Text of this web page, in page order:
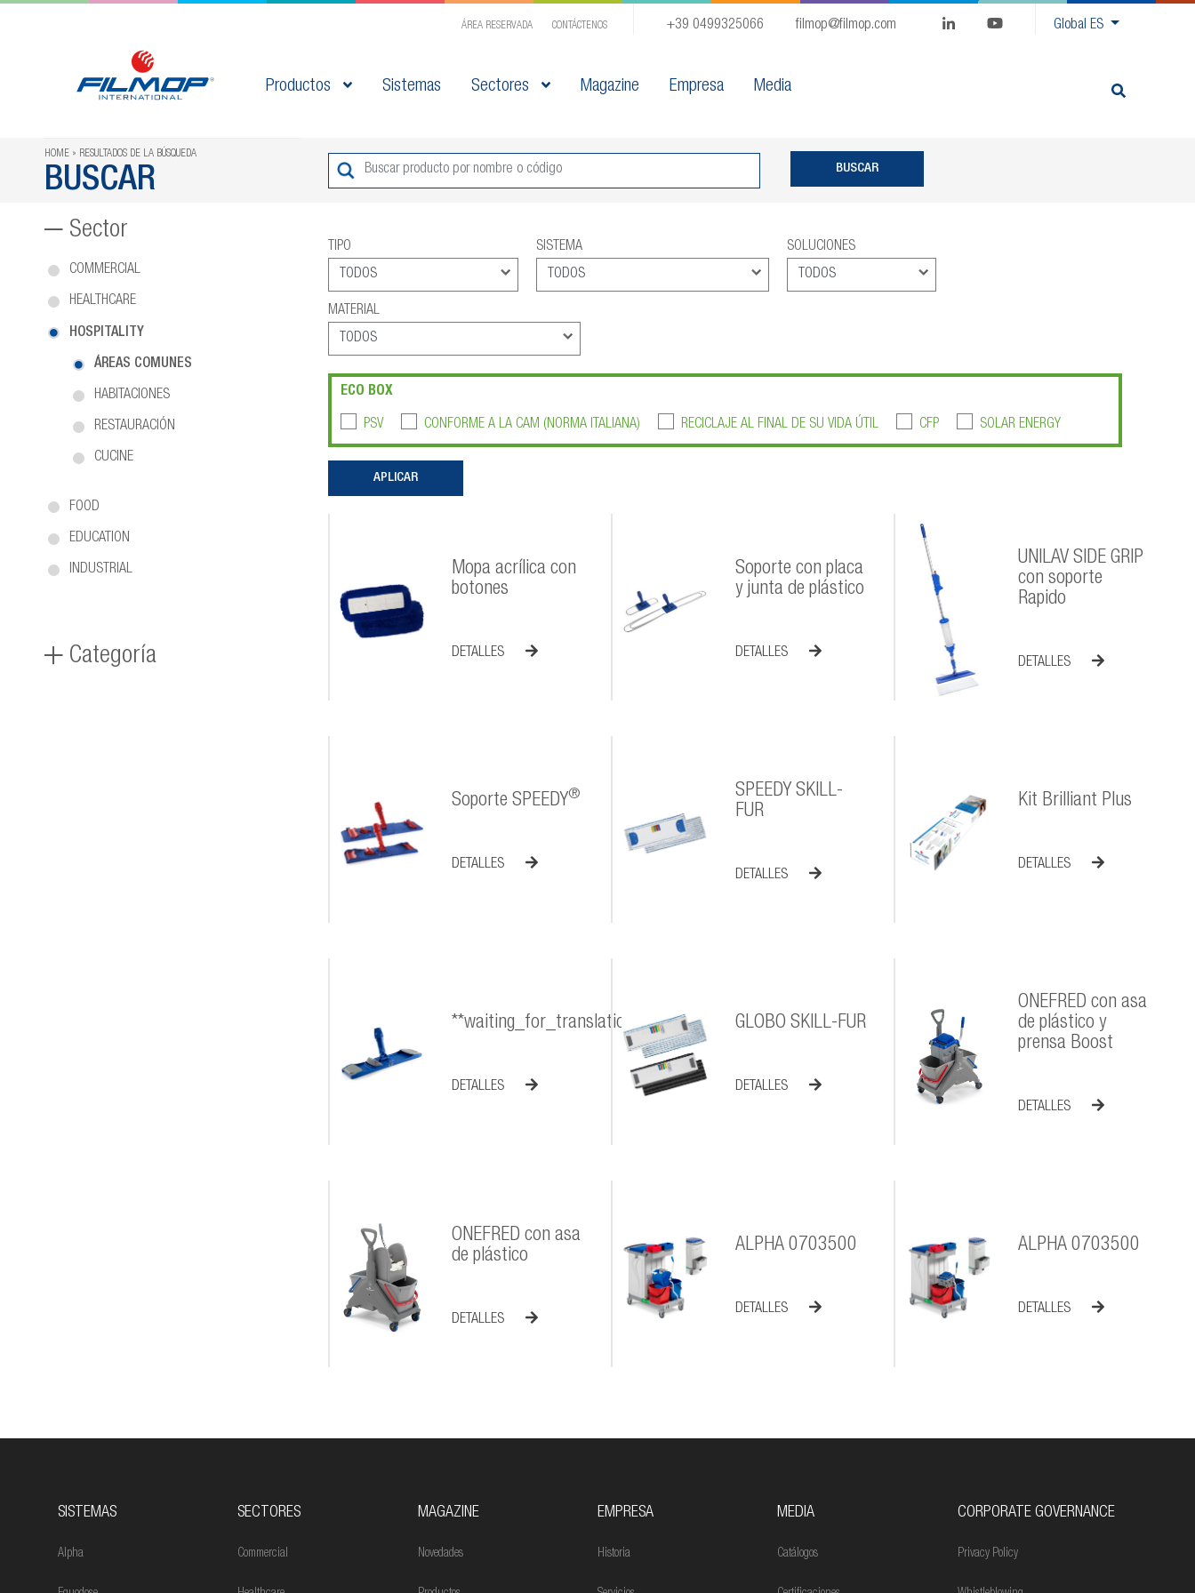
ÁREA RESERVADA CONTÁCTENOS GlobalES
+39 0499325066 filmop@filmop.com
Productos Sistemas Sectores Magazine Empresa Media
HOME RESULTADOS DE LA BÚSQUEDA
BUSCAR
Sector
COMMERCIAL
HEALTHCARE
HOSPITALITY
ÁREAS COMUNES
HABITACIONES
RESTAURACIÓN
CUCINE
FOOD
EDUCATION
INDUSTRIAL
Categoría
TIPO SISTEMA SOLUCIONES
MATERIAL
ECO BOX
PSV CONFORME A LA CAM (NORMA ITALIANA) RECICLAJE AL FINAL DE SU VIDA ÚTIL CFP SOLAR ENERGY
Mopa acrílica con
botones
DETALLES
Soporte con placa
y junta de plástico
DETALLES
UNILAV SIDE GRIP
con soporte
Rapido
DETALLES
Soporte SPEEDY®
DETALLES
SPEEDY SKILL-
FUR
DETALLES
Kit Brilliant Plus
DETALLES
**waiting_for_translation**
DETALLES
GLOBO SKILL-FUR
DETALLES
ONEFRED con asa
de plástico y
prensa Boost
DETALLES
ONEFRED con asa
de plástico
DETALLES
ALPHA 0703500
DETALLES
ALPHA 0703500
DETALLES
SISTEMAS
Alpha
SECTORES
Commercial
MAGAZINE
Novedades
EMPRESA
Historia
MEDIA
Catálogos
CORPORATE GOVERNANCE
Privacy Policy